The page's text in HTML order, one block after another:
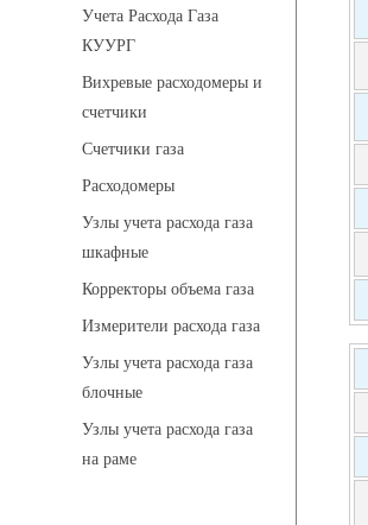
Учета Расхода Газа
КУУРГ
Вихревые расходомеры и
счетчики
Счетчики газа
Расходомеры
Узлы учета расхода газа
шкафные
Корректоры объема газа
Измерители расхода газа
Узлы учета расхода газа
блочные
Узлы учета расхода газа
на раме